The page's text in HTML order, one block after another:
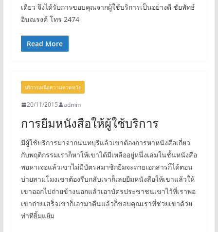
เดียว จึงได้รับการขอบคุณจากผู้ใช้บริการเป็นอย่างดี ชัยพัทธ์
อินณรงค์ โทร 2474
Read More
บริการเหนือความคาดหวัง
20/11/2015 admin
การยืมหนังสือให้ผู้ใช้บริการ
มีผู้ใช้บริการมาจากนนทบุรีแล้วเขาต้องการหาหนังสือเกี่ยว
กับพฤติกรรมเราก็หาให้เขาได้มีเหลืออยู่หนึ่งเล่มในชั้นหนังสือ
พอหาเจอแล้วเขาไม่มีบัตรสมาชิกยืมจะถ่ายเอกสารก็ได้ตอน
บ่ายสามโมงเขาต้องรีบกลับเราก็เลยยืมหนังสือให้เขาแล้วให้
เขาออกไปถ่ายข้างนอกแล้วเอาบัตรประชาชนเขาไว้ที่เราพอ
เขาถ่ายเสร็จเขาก็เอามาคืนแล้วก็ขอบคุณเราที่ช่วยเขาด้วย
ท่าทียิ้มแย้ม